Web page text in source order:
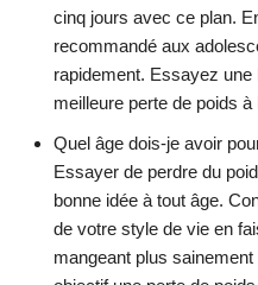
cinq jours avec ce plan.
recommandé aux
rapidement. Essayez
meilleure perte de poids à
Quel âge dois-je avoir
Essayer de perdre du
bonne idée à tout âge.
de votre style de vie en
mangeant plus